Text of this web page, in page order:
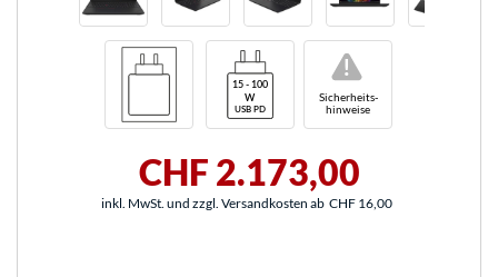
Sicherheits-
hinweise
!
CHF 2.173,00
inkl. MwSt. und zzgl. Versandkosten ab CHF 16,00